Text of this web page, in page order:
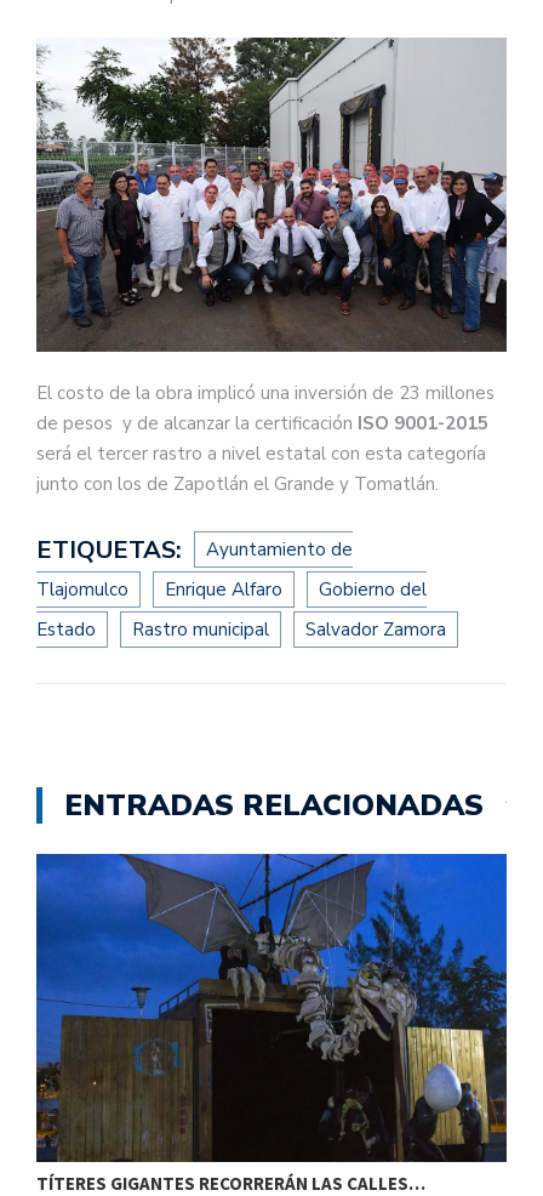
El costo de la obra implicó una inversión de 23 millones
de pesos y de alcanzar la certificación ISO 9001-2015
será el tercer rastro a nivel estatal con esta categoría
junto con los de Zapotlán el Grande y Tomatlán.
ETIQUETAS:
Ayuntamiento de
Tlajomulco
Enrique Alfaro
Gobierno del
Estado
Rastro municipal Salvador Zamora
ENTRADAS RELACIONADAS
TÍTERES GIGANTES RECORRERÁN LAS CALLES…